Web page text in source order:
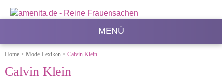
MENÜ
Home > Mode-Lexikon > Calvin Klein
Calvin Klein